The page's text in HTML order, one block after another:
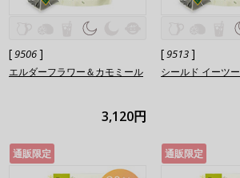
[9506]
エルダーフラワー＆カモミール
3,120円
[9513]
シールド イーツー
通販限定 通販限定